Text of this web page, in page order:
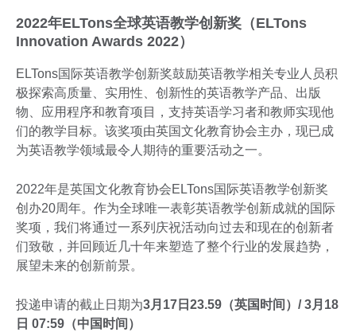
2022年ELTons全球英语教学创新奖（ELTons
Innovation Awards 2022）
ELTons国际英语教学创新奖鼓励英语教学相关专业人员积
极探索高质量、实用性、创新性的英语教学产品、出版
物、应用程序和教育项目，支持英语学习者和教师实现他
们的教学目标。该奖项由英国文化教育协会主办，现已成
为英语教学领域最令人期待的重要活动之一。
2022年是英国文化教育协会ELTons国际英语教学创新奖
创办20周年。作为全球唯一表彰英语教学创新成就的国际
奖项，我们将通过一系列庆祝活动向过去和现在的创新者
们致敬，并回顾近几十年来塑造了整个行业的发展趋势，
展望未来的创新前景。
投递申请的截止日期为3月17日23.59（英国时间）/ 3月18
日 07:59（中国时间）